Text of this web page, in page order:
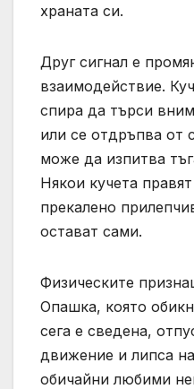
храната си.
Друг сигнал е
взаимодействие.
спира да търси
или се отдръпва от
може да изпитва
Някои кучета
прекалено
остават сами.
Физическите
Опашка, която
сега е сведена,
движение и липса
обичайни любими